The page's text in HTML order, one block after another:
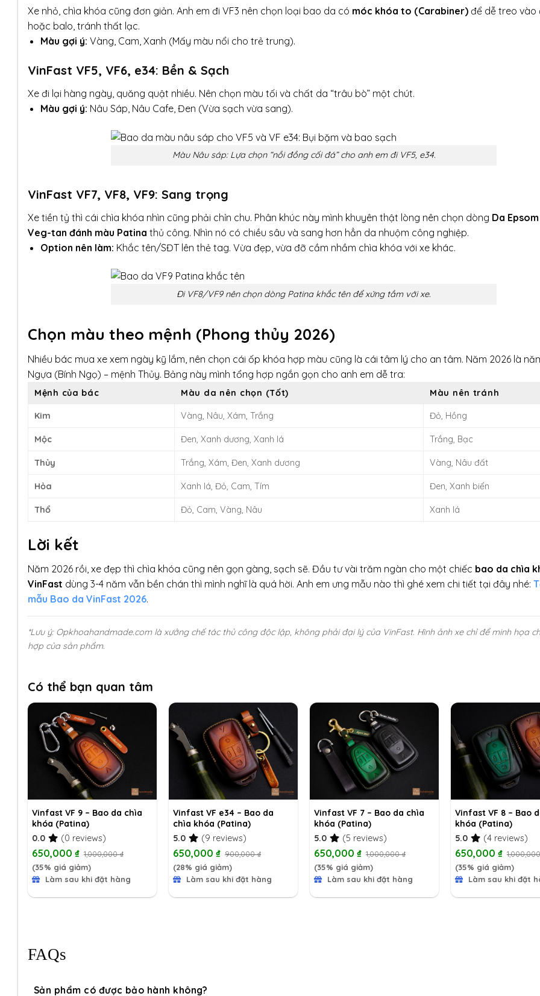
Xe nhỏ, chìa khóa cũng đơn giản. Anh em đi VF3 nên chọn loại bao da có móc khóa to (Carabiner) để dễ treo vào
hoặc balo, tránh thất lạc.
Màu gợi ý: Vàng, Cam, Xanh (Mấy màu nổi cho trẻ trung).
VinFast VF5, VF6, e34: Bền & Sạch
Xe đi lại hàng ngày, quăng quật nhiều. Nên chọn màu tối và chất da “trâu bò” một chút.
Màu gợi ý: Nâu Sáp, Nâu Cafe, Đen (Vừa sạch vừa sang).
Màu Nâu sáp: Lựa chọn “nồi đồng cối đá” cho anh em đi VF5, e34.
VinFast VF7, VF8, VF9: Sang trọng
Xe tiền tỷ thì cái chìa khóa nhìn cũng phải chỉn chu. Phân khúc này mình khuyên thật lòng nên chọn dòng Da Epsom
Veg-tan đánh màu Patina thủ công. Nhìn nó có chiều sâu và sang hơn hẳn da nhuộm công nghiệp.
Option nên làm: Khắc tên/SĐT lên thẻ tag. Vừa đẹp, vừa đỡ cầm nhầm chìa khóa với xe khác.
Đi VF8/VF9 nên chọn dòng Patina khắc tên để xứng tầm với xe.
Chọn màu theo mệnh (Phong thủy 2026)
Nhiều bác mua xe xem ngày kỹ lắm, nên chọn cái ốp khóa hợp màu cũng là cái tâm lý cho an tâm. Năm 2026 là
Ngựa (Bính Ngọ) – mệnh Thủy. Bảng này mình tổng hợp ngắn gọn cho anh em dễ tra:
Mệnh của bác Màu da nên chọn (Tốt) Màu nên tránh
Kim Vàng, Nâu, Xám, Trắng Đỏ, Hồng
Mộc Đen, Xanh dương, Xanh lá Trắng, Bạc
Thủy Trắng, Xám, Đen, Xanh dương Vàng, Nâu đất
Hỏa Xanh lá, Đỏ, Cam, Tím Đen, Xanh biển
Thổ Đỏ, Cam, Vàng, Nâu Xanh lá
Lời kết
Năm 2026 rồi, xe đẹp thì chìa khóa cũng nên gọn gàng, sạch sẽ. Đầu tư vài trăm ngàn cho một chiếc bao da chìa
VinFast dùng 3-4 năm vẫn bền chán thì mình nghĩ là quá hời. Anh em ưng mẫu nào thì ghé xem chi tiết tại đây nhé:
mẫu Bao da VinFast 2026.
*Lưu ý: Opkhoahandmade.com là xưởng chế tác thủ công độc lập, không phải đại lý của VinFast. Hình ảnh xe chỉ để minh họa
hợp của sản phẩm.
Có thể bạn quan tâm
Vinfast VF 9 – Bao da chìa
khóa (Patina)
0.0
(0 reviews)
650,000 ₫ 1,000,000₫
(35% giá giảm)
Làm sau khi đặt hàng
Vinfast VF e34 – Bao da
chìa khóa (Patina)
5.0
(9 reviews)
650,000 ₫ 900,000₫
(28% giá giảm)
Làm sau khi đặt hàng
Vinfast VF 7 – Bao da chìa
khóa (Patina)
5.0
(5 reviews)
650,000 ₫ 1,000,000₫
(35% giá giảm)
Làm sau khi đặt hàng
Vinfast VF 8 – Bao
khóa (Patina)
5.0
(4 reviews)
650,000 ₫
(35% giá giảm)
Làm sau khi đặt
FAQs
Sản phẩm có được bảo hành không?